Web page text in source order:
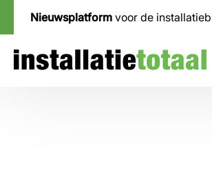
Nieuwsplatform voor de